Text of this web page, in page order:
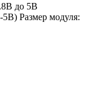
до 5В
Размер модуля: